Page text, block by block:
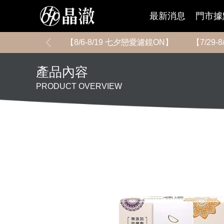
最新消息 門市
【8/6-8/19 七夕戀愛濾鏡ON】 【7/29-
產品內容
PRODUCT OVERVIEW